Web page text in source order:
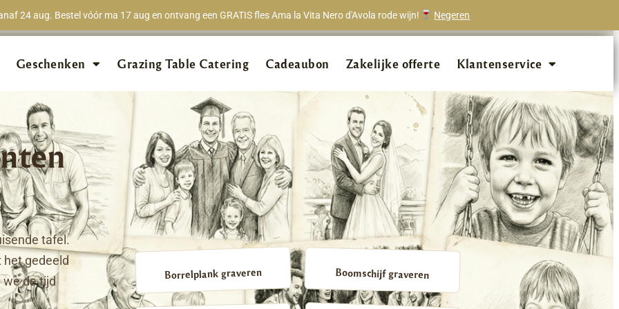
24 aug. Bestel vóór ma 17 aug en ontvang een GRATIS fles Ama la Vita Nero d'Avola rode wijn! Negeren
★★★★★98% van onze klanten beveelt ons aan!
Geschenken Grazing Table Catering Cadeaubon Zakelijke offerte Klantenservice
tafel.
gedeeld
we de tijd
Borrelplank graveren Boomschijf graveren